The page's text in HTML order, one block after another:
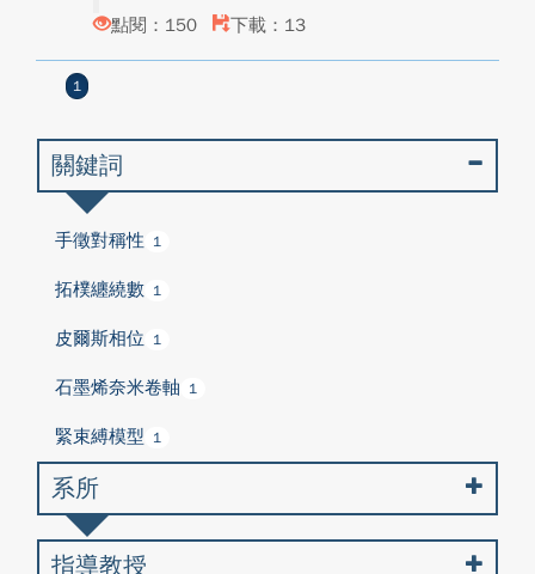
點閱：150
下載：13
1
關鍵詞
手徵對稱性 1
拓樸纏繞數 1
皮爾斯相位 1
石墨烯奈米卷軸 1
緊束縛模型 1
系所
指導教授